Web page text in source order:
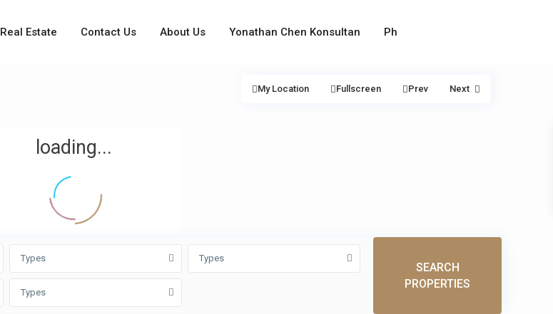
Real Estate Contact Us About Us Yonathan Chen Konsultan Ph
loading...
My Location Fullscreen Prev Next
Types Types
Types
SEARCH
PROPERTIES